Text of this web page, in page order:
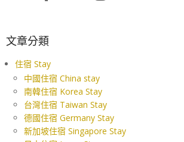
文章分類
住宿 Stay
中國住宿 China stay
南韓住宿 Korea Stay
台灣住宿 Taiwan Stay
德國住宿 Germany Stay
新加坡住宿 Singapore Stay